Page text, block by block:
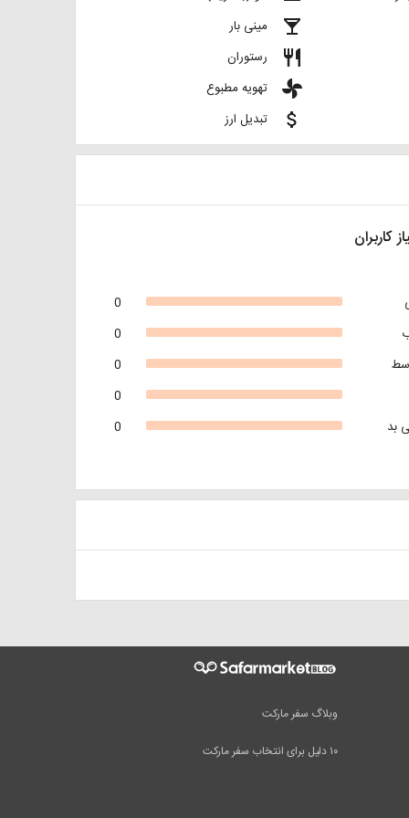
local_bar مینی بار
restaurant رستوران
toys تهویه مطبوع
attach_money تبدیل ارز
کاربران
0
0
0
0
0
بد
وبلاگ سفر مارکت
۱۰ دلیل برای انتخاب سفر مارکت